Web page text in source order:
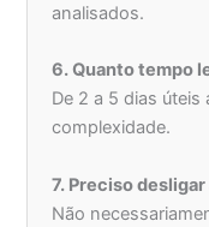
analisados.
6. Quanto tempo
De 2 a 5 dias
complexidade.
7. Preciso
Não